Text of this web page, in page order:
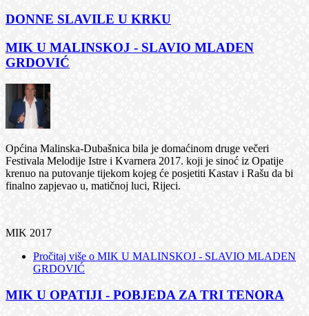
DONNE SLAVILE U KRKU
MIK U MALINSKOJ - SLAVIO MLADEN
GRDOVIĆ
Općina Malinska-Dubašnica bila je domaćinom druge večeri
Festivala Melodije Istre i Kvarnera 2017. koji je sinoć iz Opatije
krenuo na putovanje tijekom kojeg će posjetiti Kastav i Rašu da bi
finalno zapjevao u, matičnoj luci, Rijeci.
MIK 2017
Pročitaj više o MIK U MALINSKOJ - SLAVIO MLADEN
GRDOVIĆ
MIK U OPATIJI - POBJEDA ZA TRI TENORA